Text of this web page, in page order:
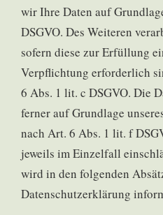
wir Ihre Daten auf
DSGVO. Des Weiteren
sofern diese zur Erfüllung
Verpflichtung erforderlich
6 Abs. 1 lit. c DSGVO. Die
ferner auf Grundlage
nach Art. 6 Abs. 1 lit. f
jeweils im Einzelfall
wird in den folgenden
Datenschutzerklärung